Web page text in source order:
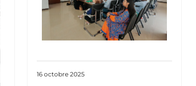
16 octobre 2025